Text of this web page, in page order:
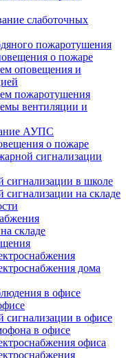
слаботочных
пожаротушения
о пожаре
оповещения и
пожаротушения
вентиляции и
АУПС
о пожаре
сигнализации
сигнализации в школе
сигнализации на складе
складе
дома
в офисе
сигнализации в офисе
в офисе
офиса